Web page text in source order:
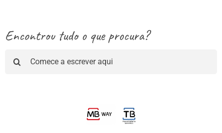
Encontrou tudo o que procura?